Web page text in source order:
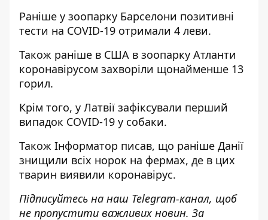
Раніше у зоопарку Барселони позитивні
тести на COVID-19 отримали 4 леви.
Також раніше в США в зоопарку Атланти
коронавірусом захворіли щонайменше 13
горил.
Крім того, у Латвії зафіксували перший
випадок COVID-19 у собаки.
Також Інформатор писав, що раніше Данії
знищили всіх норок на фермах, де в цих
тварин виявили коронавірус.
Підписуйтесь на наш Telegram-канал, щоб
не пропустити важливих новин. За